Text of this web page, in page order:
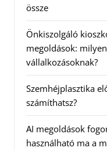
össze
Önkiszolgáló
megoldások:
vállalkozásoknak?
Szemhéjplasztika
számíthatsz?
AI megoldások
használható ma a